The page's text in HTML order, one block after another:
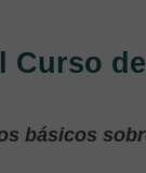
Curso
básicos